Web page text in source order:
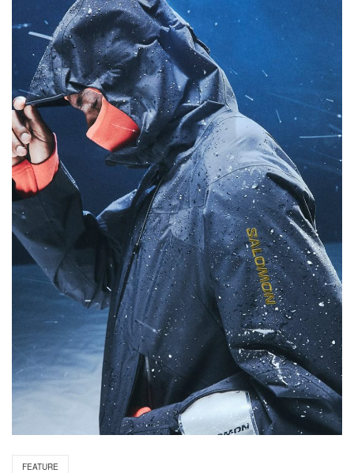
FEATURE